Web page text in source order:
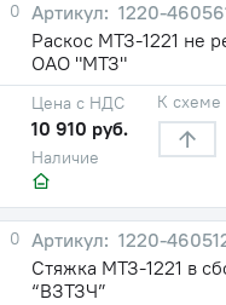
0
1220-
Раскос МТЗ-1221 не
ОАО "МТЗ"
Наличие
Цена с НДС
10 910 руб.
К схеме
0
1220-
Стяжка МТЗ-1221 в
“ВЗТЗЧ”